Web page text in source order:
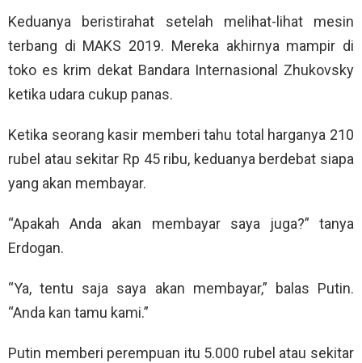
Keduanya beristirahat setelah melihat-lihat mesin
terbang di MAKS 2019. Mereka akhirnya mampir di
toko es krim dekat Bandara Internasional Zhukovsky
ketika udara cukup panas.
Ketika seorang kasir memberi tahu total harganya 210
rubel atau sekitar Rp 45 ribu, keduanya berdebat siapa
yang akan membayar.
“Apakah Anda akan membayar saya juga?” tanya
Erdogan.
“Ya, tentu saja saya akan membayar,” balas Putin.
“Anda kan tamu kami.”
Putin memberi perempuan itu 5.000 rubel atau sekitar